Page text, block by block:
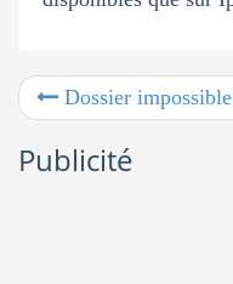
Dossier impossible à effacer
Publicité